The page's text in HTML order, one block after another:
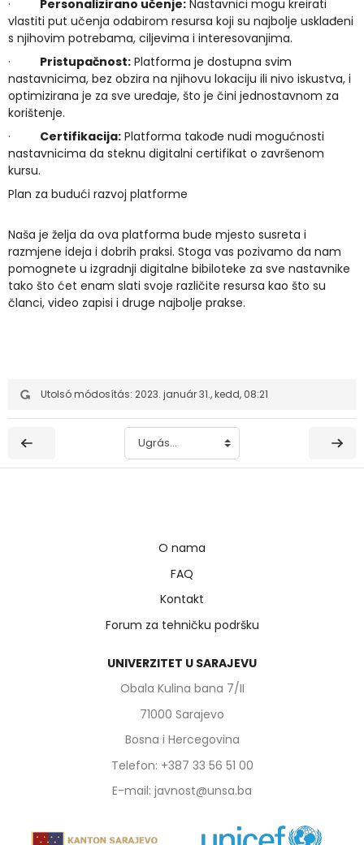
· Personalizirano učenje: Nastavnici mogu kreirati
vlastiti put učenja odabirom resursa koji su najbolje usklađeni
s njihovim potrebama, ciljevima i interesovanjima.
· Pristupačnost: Platforma je dostupna svim
nastavnicima, bez obzira na njihovu lokaciju ili nivo iskustva, i
optimizirana je za sve uređaje, što je čini jednostavnom za
korištenje.
· Certifikacija: Platforma takođe nudi mogućnosti
nastavnicima da steknu digitalni certifikat o završenom
kursu.
Plan za budući razvoj platforme
Naša je želja da ova platforma bude mjesto susreta i
razmjene ideja i dobrih praksi. Stoga vas pozivamo da nam
pomognete u izgradnji digitalne bibiloteke za sve nastavnike
tako što ćet enam slati svoje različite resursa kao što su
članci, video zapisi i druge najbolje prakse.
Utolsó módosítás: 2023. január 31., kedd, 08:21
Ugrás...
O nama
FAQ
Kontakt
Forum za tehničku podršku
UNIVERZITET U SARAJEVU
Obala Kulina bana 7/II
71000 Sarajevo
Bosna i Hercegovina
Telefon: +387 33 56 51 00
E-mail: javnost@unsa.ba